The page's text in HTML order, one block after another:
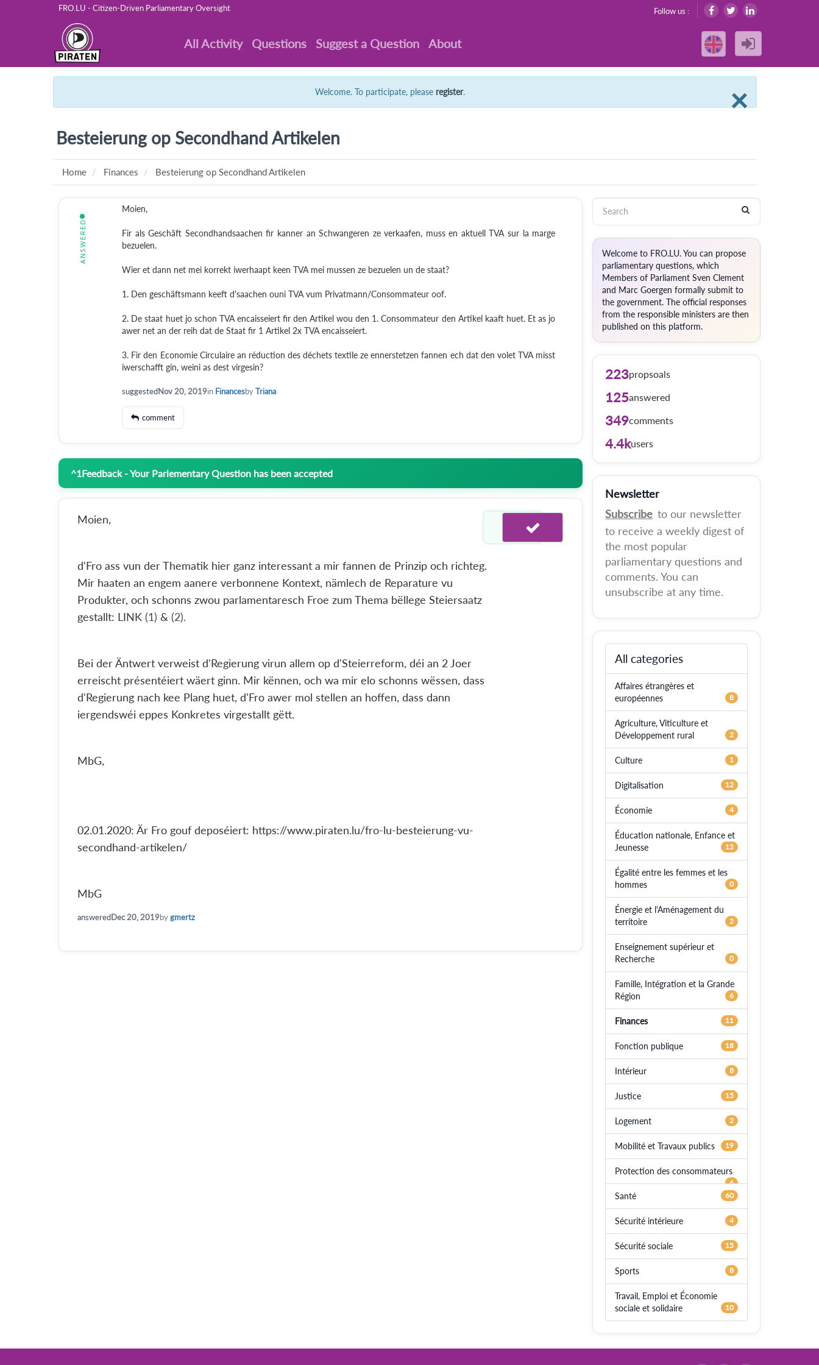
FRO.LU - Citizen-Driven Parliamentary Oversight Follow us :
All Activity Questions Suggest a Question About
×
Welcome. To participate, please register.
Besteierung op Secondhand Artikelen
Home Finances Besteierung op Secondhand Artikelen
ANSWERED
Moien,
Fir als Geschäft Secondhandsaachen fir kanner an Schwangeren ze verkaafen, muss en aktuell TVA sur la marge
bezuelen.
Wier et dann net mei korrekt iwerhaapt keen TVA mei mussen ze bezuelen un de staat?
1. Den geschäftsmann keeft d'saachen ouni TVA vum Privatmann/Consommateur oof.
2. De staat huet jo schon TVA encaisseiert fir den Artikel wou den 1. Consommateur den Artikel kaaft huet. Et as jo
awer net an der reih dat de Staat fir 1 Artikel 2x TVA encaisseiert.
3. Fir den Economie Circulaire an réduction des déchets textile ze ennerstetzen fannen ech dat den volet TVA misst
iwerschafft gin, weini as dest virgesin?
suggestedNov 20, 2019in FinancesbyTriana
comment
^1Feedback - Your Parlementary Question has been accepted
Moien,
d'Fro ass vun der Thematik hier ganz interessant a mir fannen de Prinzip och richteg.
Mir haaten an engem aanere verbonnene Kontext, nämlech de Reparature vu
Produkter, och schonns zwou parlamentaresch Froe zum Thema bëllege Steiersaatz
gestallt: LINK (1) & (2).
Bei der Äntwert verweist d'Regierung virun allem op d'Steierreform, déi an 2 Joer
erreischt présentéiert wäert ginn. Mir kënnen, och wa mir elo schonns wëssen, dass
d'Regierung nach kee Plang huet, d'Fro awer mol stellen an hoffen, dass dann
iergendswéi eppes Konkretes virgestallt gëtt.
MbG,
02.01.2020: Är Fro gouf deposéiert: https://www.piraten.lu/fro-lu-besteierung-vu-
secondhand-artikelen/
MbG
answeredDec 20, 2019bygmertz
Welcome to FRO.LU. You can propose
parliamentary questions, which
Members of Parliament Sven Clement
and Marc Goergen formally submit to
the government. The official responses
from the responsible ministers are then
published on this platform.
223propsoals
125answered
349comments
4.4kusers
Newsletter
Subscribe to our newsletter
to receive a weekly digest of
the most popular
parliamentary questions and
comments. You can
unsubscribe at any time.
All categories
Affaires étrangères et
européennes
8
Agriculture, Viticulture et
Développement rural
2
Culture 1
Digitalisation 12
Économie 4
Éducation nationale, Enfance et
Jeunesse
12
Égalité entre les femmes et les
hommes
0
Énergie et l'Aménagement du
territoire
2
Enseignement supérieur et
Recherche
0
Famille, Intégration et la Grande
Région
6
Finances 11
Fonction publique 18
Intérieur 8
Justice 15
Logement 2
Mobilité et Travaux publics 19
Protection des consommateurs
6
Santé 60
Sécurité intérieure 4
Sécurité sociale 15
Sports 8
Travail, Emploi et Économie
sociale et solidaire
10